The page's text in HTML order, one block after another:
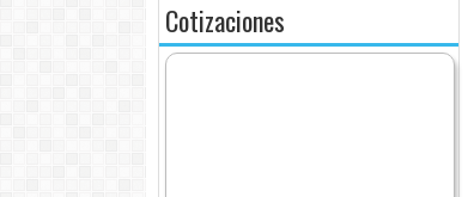
Cotizaciones